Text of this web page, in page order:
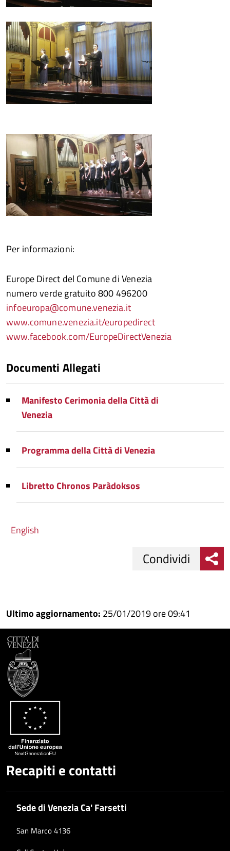
Per informazioni:
Europe Direct del Comune di Venezia
numero verde gratuito 800 496200
infoeuropa@comune.venezia.it
www.comune.venezia.it/europedirect
www.facebook.com/EuropeDirectVenezia
Documenti Allegati
Manifesto Cerimonia della Città di
Venezia
Programma della Città di Venezia
Libretto Chronos Paràdoksos
English
su
Facebook
Condividi
su
Condividi
Condividi
Ultimo aggiornamento: 25/01/2019 ore 09:41
Recapiti e contatti
Sede di Venezia Ca' Farsetti
San Marco 4136